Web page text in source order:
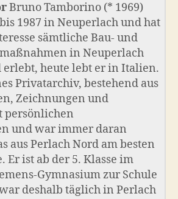
Bruno Tamborino (* 1969)
1987 in Neuperlach und hat
sämtliche Bau- und
in Neuperlach
heute lebt er in Italien.
Privatarchiv, bestehend aus
Zeichnungen und
persönlichen
und war immer daran
aus Perlach Nord am besten
Er ist ab der 5. Klasse im
Gymnasium zur Schule
deshalb täglich in Perlach